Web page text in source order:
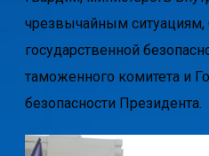
чрезвычайным
государственной
таможенного комитета и
безопасности Президента.